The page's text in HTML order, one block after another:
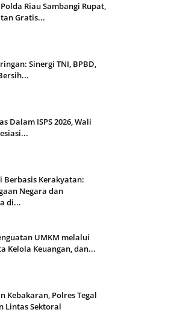
Riau Sambangi Rupat,
Gratis...
Sinergi TNI, BPBD,
Dalam ISPS 2026, Wali
Berbasis Kerakyatan:
Negara dan
di...
UMKM melalui
Kelola Keuangan, dan...
Kebakaran, Polres Tegal
Lintas Sektoral